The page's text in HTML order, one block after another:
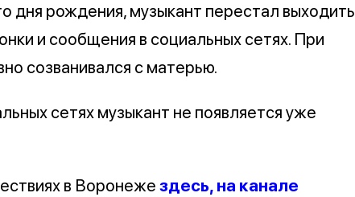
дня рождения, музыкант перестал выходить
и сообщения в социальных сетях. При
созванивался с матерью.
сетях музыкант не появляется уже
в Воронеже здесь, на канале